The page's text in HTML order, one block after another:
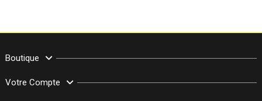
Boutique
Votre Compte